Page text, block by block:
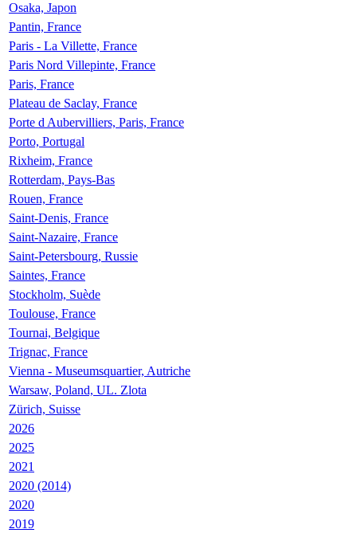
Osaka, Japon
Pantin, France
Paris - La Villette, France
Paris Nord Villepinte, France
Paris, France
Plateau de Saclay, France
Porte d Aubervilliers, Paris, France
Porto, Portugal
Rixheim, France
Rotterdam, Pays-Bas
Rouen, France
Saint-Denis, France
Saint-Nazaire, France
Saint-Petersbourg, Russie
Saintes, France
Stockholm, Suède
Toulouse, France
Tournai, Belgique
Trignac, France
Vienna - Museumsquartier, Autriche
Warsaw, Poland, UL. Zlota
Zürich, Suisse
2026
2025
2021
2020 (2014)
2020
2019